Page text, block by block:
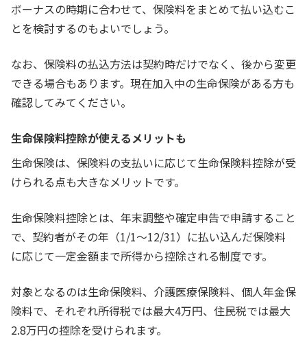
ボーナスの時期に合わせて、保険料をまとめて払い込むこ
とを検討するのもよいでしょう。
なお、保険料の払込方法は契約時だけでなく、後から変更
できる場合もあります。現在加入中の生命保険がある方も
確認してみてください。
生命保険料控除が使えるメリットも
生命保険は、保険料の支払いに応じて生命保険料控除が受
けられる点も大きなメリットです。
生命保険料控除とは、年末調整や確定申告で申請すること
で、契約者がその年（1/1～12/31）に払い込んだ保険料
に応じて一定金額まで所得から控除される制度です。
対象となるのは生命保険料、介護医療保険料、個人年金保
険料で、それぞれ所得税では最大4万円、住民税では最大
2.8万円の控除を受けられます。